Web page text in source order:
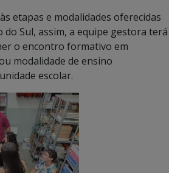
etapas e modalidades oferecidas
do Sul, assim, a equipe gestora terá
o encontro formativo em
modalidade de ensino
escolar.